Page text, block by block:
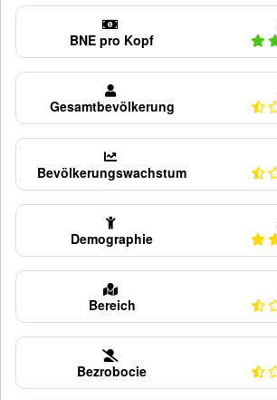
BNE pro Kopf
Gesamtbevölkerung
Bevölkerungswachstum
Demographie
Bereich
Bezrobocie